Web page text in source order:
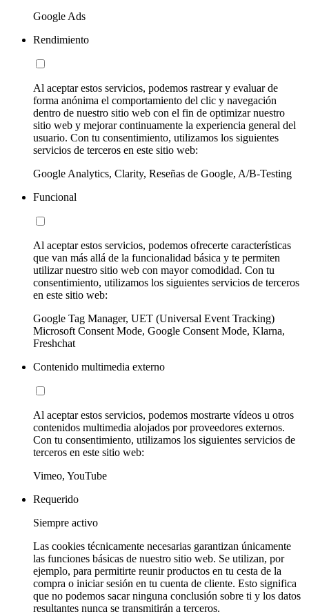
Google Ads
Rendimiento
Al aceptar estos servicios, podemos rastrear y evaluar de
forma anónima el comportamiento del clic y navegación
dentro de nuestro sitio web con el fin de optimizar nuestro
sitio web y mejorar continuamente la experiencia general del
usuario. Con tu consentimiento, utilizamos los siguientes
servicios de terceros en este sitio web:
Google Analytics, Clarity, Reseñas de Google, A/B-Testing
Funcional
Al aceptar estos servicios, podemos ofrecerte características
que van más allá de la funcionalidad básica y te permiten
utilizar nuestro sitio web con mayor comodidad. Con tu
consentimiento, utilizamos los siguientes servicios de terceros
en este sitio web:
Google Tag Manager, UET (Universal Event Tracking)
Microsoft Consent Mode, Google Consent Mode, Klarna,
Freshchat
Contenido multimedia externo
Al aceptar estos servicios, podemos mostrarte vídeos u otros
contenidos multimedia alojados por proveedores externos.
Con tu consentimiento, utilizamos los siguientes servicios de
terceros en este sitio web:
Vimeo, YouTube
Requerido
Siempre activo
Las cookies técnicamente necesarias garantizan únicamente
las funciones básicas de nuestro sitio web. Se utilizan, por
ejemplo, para permitirte reunir productos en tu cesta de la
compra o iniciar sesión en tu cuenta de cliente. Esto significa
que no podemos sacar ninguna conclusión sobre ti y los datos
resultantes nunca se transmitirán a terceros.